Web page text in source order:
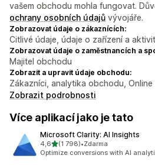
vašem obchodu mohla fungovat.
ochrany osobních údajů vývojáře.
Zobrazovat údaje o zákaznících:
Citlivé údaje, údaje o zařízení a
Zobrazovat údaje o zaměstnancích a
Majitel obchodu
Zobrazit a upravit údaje obchodu:
Zákazníci, analytika obchodu,
Zobrazit podrobnosti
Více aplikací jako je tato
Microsoft Clarity: AI Insights
4,6z 5 hvězd
(1 798)
Celkový počet recenzí: 1798
•Zdarma
Optimize conversions with AI